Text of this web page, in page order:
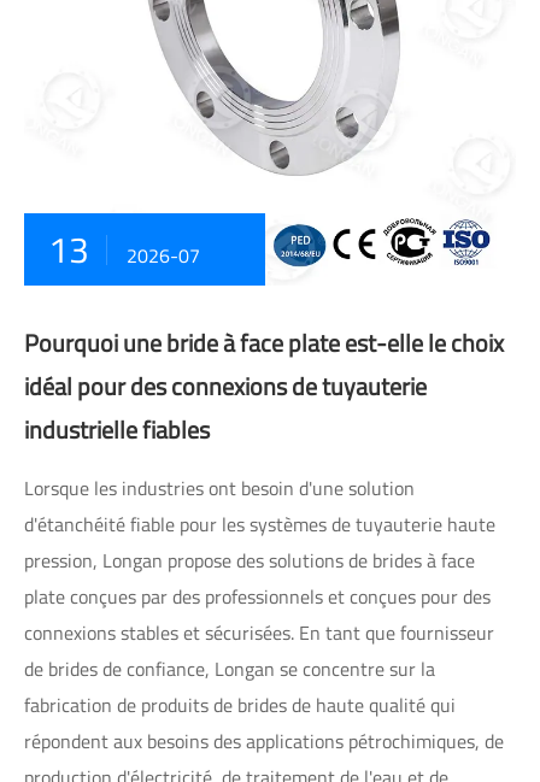
13 2026-07
Pourquoi une bride à face plate est-elle le choix
idéal pour des connexions de tuyauterie
industrielle fiables
Lorsque les industries ont besoin d'une solution
d'étanchéité fiable pour les systèmes de tuyauterie haute
pression, Longan propose des solutions de brides à face
plate conçues par des professionnels et conçues pour des
connexions stables et sécurisées. En tant que fournisseur
de brides de confiance, Longan se concentre sur la
fabrication de produits de brides de haute qualité qui
répondent aux besoins des applications pétrochimiques, de